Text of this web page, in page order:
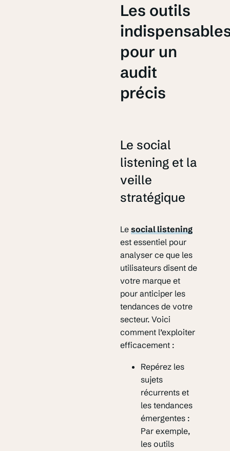
Les outils
pour un
audit
précis
Le social
listening et la
veille
stratégique
Le social listening
est essentiel pour
analyser ce que les
utilisateurs disent de
votre marque et
pour anticiper les
tendances de votre
secteur. Voici
comment l’exploiter
efficacement :
Repérez les
sujets
récurrents et
les tendances
émergentes :
Par exemple,
les outils